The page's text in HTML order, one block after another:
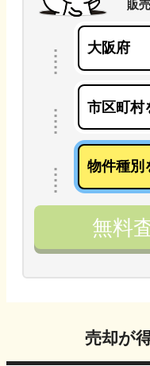
販
無料
売却が